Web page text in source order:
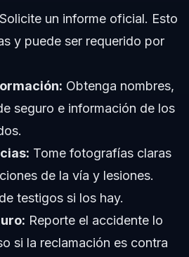
Solicite un informe oficial. Esto
y puede ser requerido por
Obtenga nombres,
seguro e información de los
Tome fotografías claras
de la vía y lesiones.
testigos si los hay.
Reporte el accidente lo
si la reclamación es contra